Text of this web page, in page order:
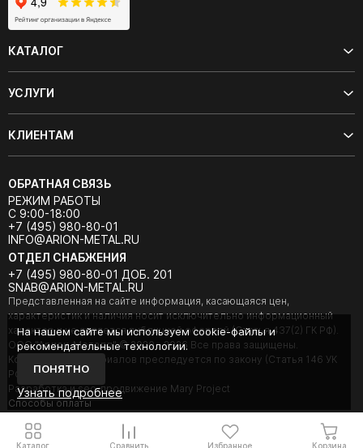
Каталог Сравнить Избранное Корзина
КАТАЛОГ
УСЛУГИ
КЛИЕНТАМ
ОБРАТНАЯ СВЯЗЬ
РЕЖИМ РАБОТЫ
С 9:00-18:00
+7 (495) 980-80-01
INFO@ARION-METAL.RU
ОТДЕЛ СНАБЖЕНИЯ
+7 (495) 980-80-01 ДОБ. 201
SNAB@ARION-METAL.RU
Представленная на сайте информация, касающаяся цен,
характеристик и наличия носит исключительно информационный
характер и не является публичной офертой (Статья 437(2) ГК РФ).
ООО "Арион-Металл" © 2020 - 2026 Все права защищены.
Копирование материалов преследуется по закону (Статья 146 УК
РФ).
Разработка и seo-продвижение Mary Project
Cпособы оплаты
На нашем сайте мы используем cookie-файлы и
рекомендательные технологии.
ПОНЯТНО
Узнать подробнее